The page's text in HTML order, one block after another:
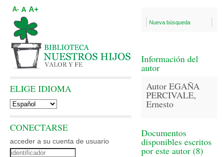
Nueva búsqueda
Información del
autor
Autor EGAÑA
PERCIVALE,
Ernesto
Documentos
disponibles escritos
por este autor (8)
A- A A+
ELIGE IDIOMA
CONECTARSE
acceder a su cuenta de usuario